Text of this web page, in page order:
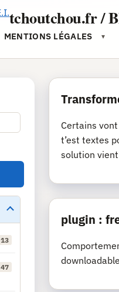
tchoutchou.fr /
MENTIONS LÉGALES ▾
Certains
t’est textes
solution
plugin :
13
47